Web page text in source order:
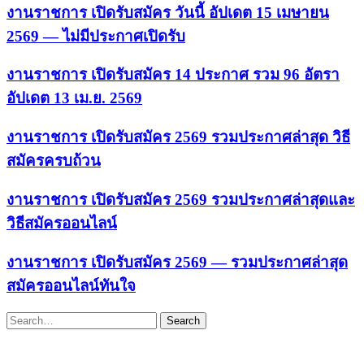
งานราชการ เปิดรับสมัคร วันนี้ อัปเดต 15 เมษายน
2569 — ไม่มีประกาศเปิดรับ
งานราชการ เปิดรับสมัคร 14 ประกาศ รวม 96 อัตรา
อัปเดต 13 เม.ย. 2569
งานราชการ เปิดรับสมัคร 2569 รวมประกาศล่าสุด วิธี
สมัครครบถ้วน
งานราชการ เปิดรับสมัคร 2569 รวมประกาศล่าสุดและ
วิธีสมัครออนไลน์
งานราชการ เปิดรับสมัคร 2569 — รวมประกาศล่าสุด
สมัครออนไลน์ทันใจ
Search